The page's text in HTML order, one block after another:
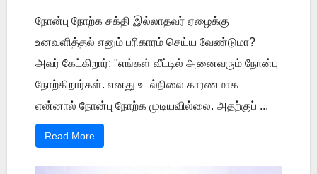
நோன்பு நோற்க சக்தி இல்லாதவர் ஏழைக்கு
உனவளித்தல் எனும் பரிகாரம் செய்ய வேண்டுமா?
அவர் கேட்கிறார்: "எங்கள் வீட்டில் அனைவரும் நோன்பு
நோற்கிறார்கள். எனது உடல்நிலை காரணமாக
என்னால் நோன்பு நோற்க முடியவில்லை. அதற்குப் ...
Read More